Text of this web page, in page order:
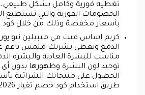
تغطية فورية وكامل بشكل طبيعي،
الخصومات الفورية والتي تستطيع
بأسعار مخفضة وذلك من خلال
كريم اساس فيت مي ميبيلين نيو
الدمع ويعطى بشرتك ملمس ناعم
مناسب للبشرة العادية والبشرة
توحيد لون البشرة وظهورها بدون
الحصول على منتجاتك الشرائية
طريق استخدام كود خصم تفيار 2026.